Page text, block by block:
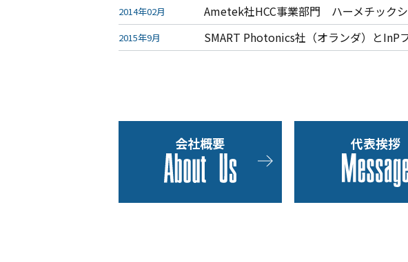
2014年02月 Ametek社HCC事業部門 ハーメチック
2015年9月 SMART Photonics社（オランダ）とInP
会社概要 代表挨拶